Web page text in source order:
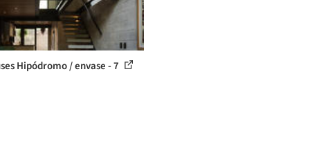
Hipódromo / envase - 7